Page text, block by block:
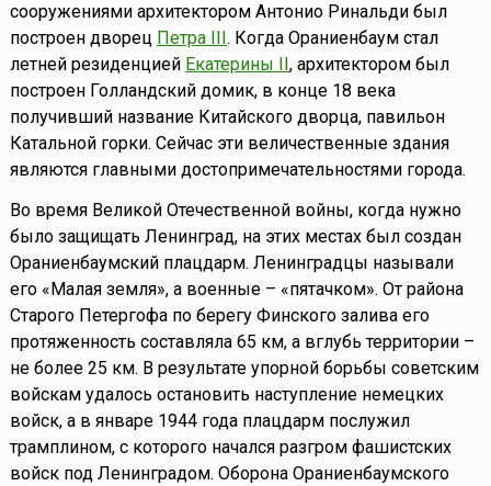
сооружениями архитектором Антонио Ринальди был
построен дворец Петра III . Когда Ораниенбаум стал
летней резиденцией Екатерины II , архитектором был
построен Голландский домик, в конце 18 века
получивший название Китайского дворца, павильон
Катальной горки. Сейчас эти величественные здания
являются главными достопримечательностями города.
Во время Великой Отечественной войны, когда нужно
было защищать Ленинград, на этих местах был создан
Ораниенбаумский плацдарм. Ленинградцы называли
его «Малая земля», а военные – «пятачком». От района
Старого Петергофа по берегу Финского залива его
протяженность составляла 65 км, а вглубь территории –
не более 25 км. В результате упорной борьбы советским
войскам удалось остановить наступление немецких
войск, а в январе 1944 года плацдарм послужил
трамплином, с которого начался разгром фашистских
войск под Ленинградом. Оборона Ораниенбаумского